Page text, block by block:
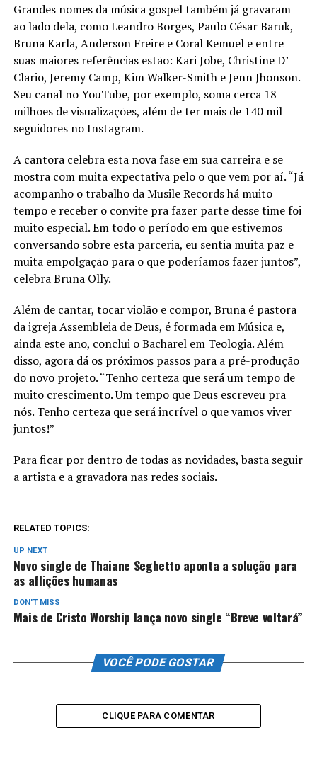
Grandes nomes da música gospel também já gravaram
ao lado dela, como Leandro Borges, Paulo César Baruk,
Bruna Karla, Anderson Freire e Coral Kemuel e entre
suas maiores referências estão: Kari Jobe, Christine D’
Clario, Jeremy Camp, Kim Walker-Smith e Jenn Jhonson.
Seu canal no YouTube, por exemplo, soma cerca 18
milhões de visualizações, além de ter mais de 140 mil
seguidores no Instagram.
A cantora celebra esta nova fase em sua carreira e se
mostra com muita expectativa pelo o que vem por aí. “Já
acompanho o trabalho da Musile Records há muito
tempo e receber o convite pra fazer parte desse time foi
muito especial. Em todo o período em que estivemos
conversando sobre esta parceria, eu sentia muita paz e
muita empolgação para o que poderíamos fazer juntos”,
celebra Bruna Olly.
Além de cantar, tocar violão e compor, Bruna é pastora
da igreja Assembleia de Deus, é formada em Música e,
ainda este ano, conclui o Bacharel em Teologia. Além
disso, agora dá os próximos passos para a pré-produção
do novo projeto. “Tenho certeza que será um tempo de
muito crescimento. Um tempo que Deus escreveu pra
nós. Tenho certeza que será incrível o que vamos viver
juntos!”
Para ficar por dentro de todas as novidades, basta seguir
a artista e a gravadora nas redes sociais.
RELATED TOPICS:
UP NEXT
Novo single de Thaiane Seghetto aponta a solução para
as aflições humanas
DON'T MISS
Mais de Cristo Worship lança novo single “Breve voltará”
VOCÊ PODE GOSTAR
CLIQUE PARA COMENTAR